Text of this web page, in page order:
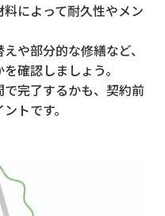
によって耐久性やメン
や部分的な修繕など、
確認しましょう。
完了するかも、契約前
トです。